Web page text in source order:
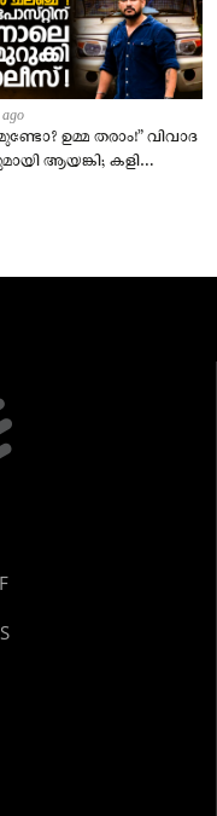
ago
ഉമ്മ തരാം!” വിവാദ
ആയങ്കി; കളി